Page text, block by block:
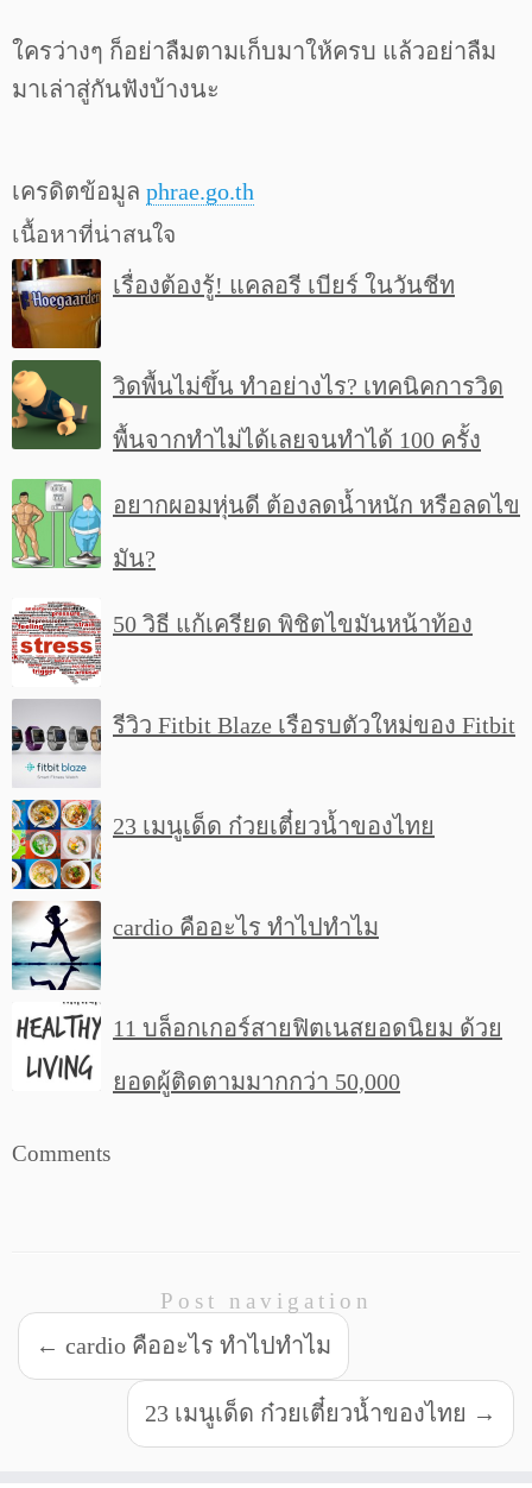
ใครว่างๆ ก็อย่าลืมตามเก็บมาให้ครบ แล้วอย่าลืม
มาเล่าสู่กันฟังบ้างนะ
เครดิตข้อมูล phrae.go.th
เนื้อหาที่น่าสนใจ
เรื่องต้องรู้! แคลอรี เบียร์ ในวันชีท
วิดพื้นไม่ขึ้น ทำอย่างไร? เทคนิคการวิด
พื้นจากทำไม่ได้เลยจนทำได้ 100 ครั้ง
อยากผอมหุ่นดี ต้องลดน้ำหนัก หรือลดไข
มัน?
50 วิธี แก้เครียด พิชิตไขมันหน้าท้อง
รีวิว Fitbit Blaze เรือรบตัวใหม่ของ Fitbit
23 เมนูเด็ด ก๋วยเตี๋ยวน้ำของไทย
cardio คืออะไร ทำไปทำไม
11 บล็อกเกอร์สายฟิตเนสยอดนิยม ด้วย
ยอดผู้ติดตามมากกว่า 50,000
Comments
Post navigation
← cardio คืออะไร ทำไปทำไม
23 เมนูเด็ด ก๋วยเตี๋ยวน้ำของไทย →